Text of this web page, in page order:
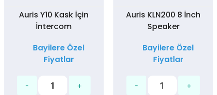
Auris Y10 Kask İçin
İntercom
Bayilere Özel
Fiyatlar
Auris KLN200 8 İnch
Speaker
Bayilere Özel
Fiyatlar